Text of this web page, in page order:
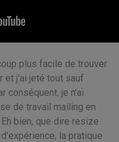
plus facile de trouver
et j'ai jeté tout sauf
conséquent, je n'ai
de travail mailing en
bien, que dire resize
la pratique